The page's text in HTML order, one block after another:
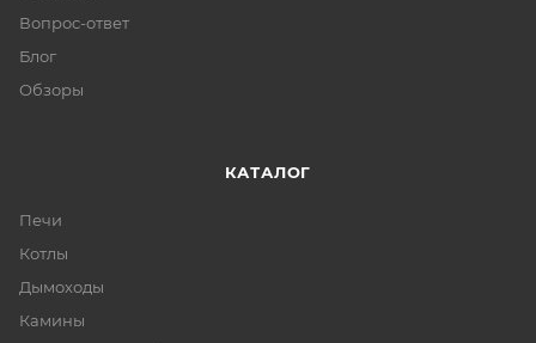
Вопрос-ответ
Блог
Обзоры
КАТАЛОГ
Печи
Котлы
Дымоходы
Камины